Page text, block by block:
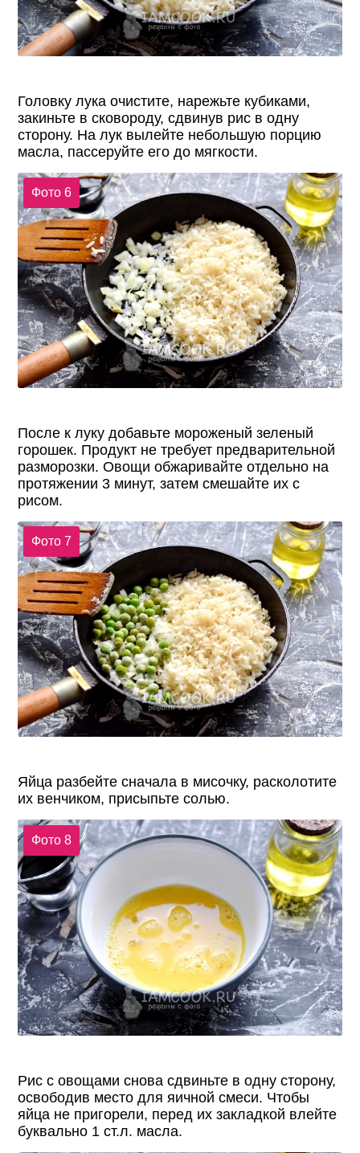
Головку лука очистите, нарежьте кубиками,
закиньте в сковороду, сдвинув рис в одну
сторону. На лук вылейте небольшую порцию
масла, пассеруйте его до мягкости.
Фото 6
После к луку добавьте мороженый зеленый
горошек. Продукт не требует предварительной
разморозки. Овощи обжаривайте отдельно на
протяжении 3 минут, затем смешайте их с
рисом.
Фото 7
Яйца разбейте сначала в мисочку, расколотите
их венчиком, присыпьте солью.
Фото 8
Рис с овощами снова сдвиньте в одну сторону,
освободив место для яичной смеси. Чтобы
яйца не пригорели, перед их закладкой влейте
буквально 1 ст.л. масла.